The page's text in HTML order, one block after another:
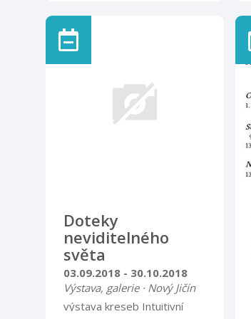
Svět rostlin v medicíně,
léčitelství lidí i zvířat, v
úterý – pátek 9.00 – 12.00
13.00 – 16.00 sobota,
neděle, svátky 9.00 – 15.00
Doteky
neviditelného
světa
03.09.2018 - 30.10.2018
Výstava, galerie · Nový Jičín
výstava kreseb Intuitivní